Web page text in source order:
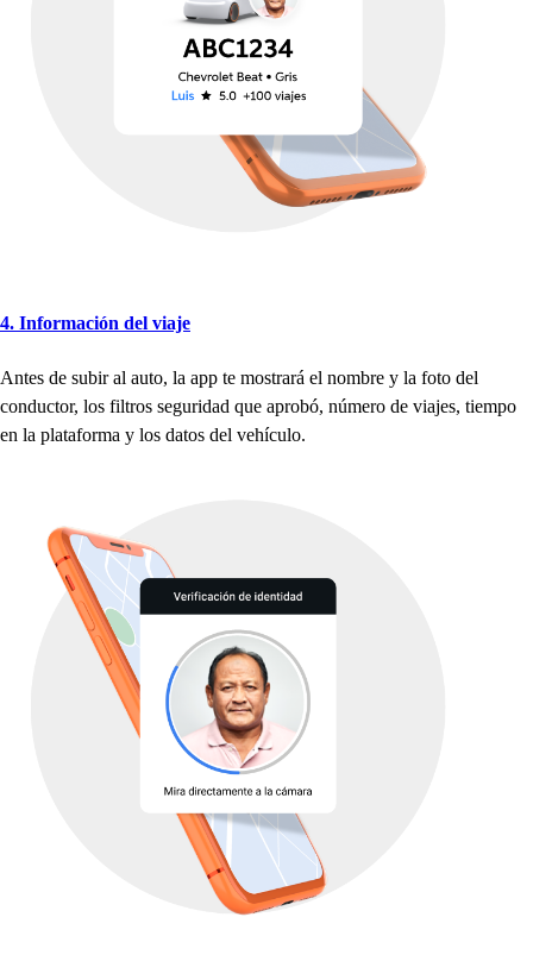
4. Información del viaje
Antes de subir al auto, la app te mostrará el nombre y la foto del
conductor, los filtros seguridad que aprobó, número de viajes, tiempo
en la plataforma y los datos del vehículo.